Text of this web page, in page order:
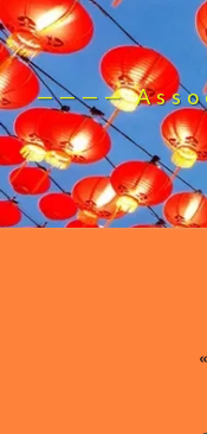
————